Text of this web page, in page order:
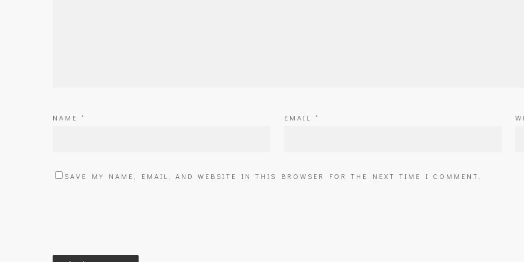
NAME * EMAIL *
SAVE MY NAME, EMAIL, AND WEBSITE IN THIS BROWSER FOR THE NEXT TIME I COMMENT.